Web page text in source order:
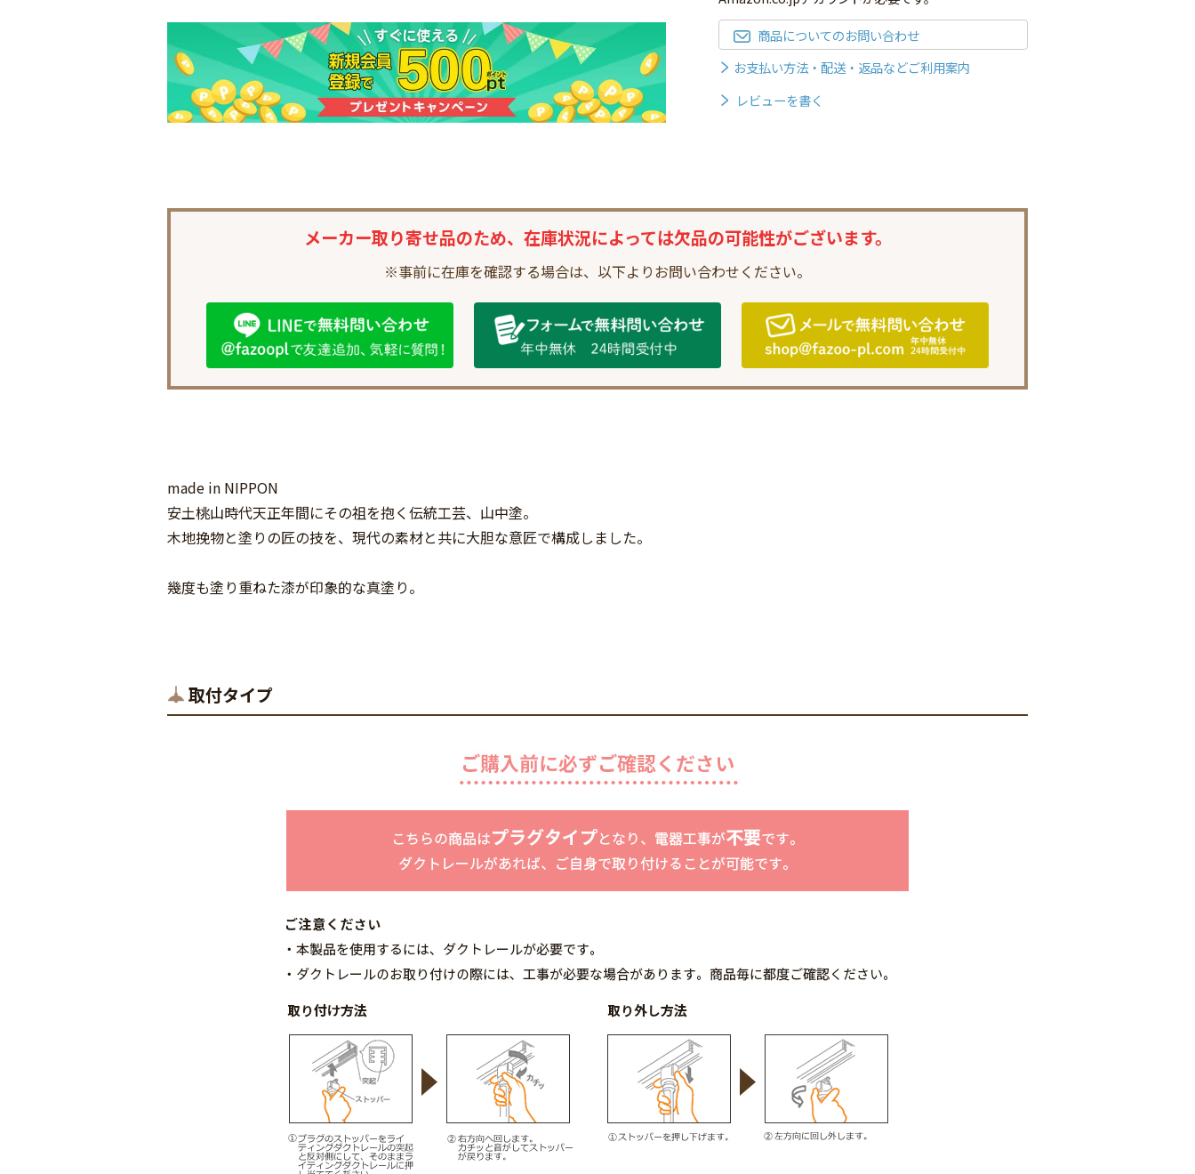
商品についてのお問い合わせ
お支払い方法・配送・返品などご利用案内
レビューを書く
メーカー取り寄せ品のため、 在庫状況によっては欠品の可能性がございます。
※事前に在庫を確認する場合は、 以下よりお問い合わせください。
made in NIPPON
安土桃山時代天正年間にその祖を抱く伝統工芸、山中塗。
木地挽物と塗りの匠の技を、現代の素材と共に大胆な意匠で構成しました。
幾度も塗り重ねた漆が印象的な真塗り。
取付タイプ